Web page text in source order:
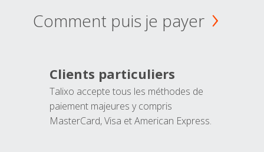
Comment puis je payer
Clients particuliers
Talixo accepte tous les méthodes de
paiement majeures y compris
MasterCard, Visa et American Express.